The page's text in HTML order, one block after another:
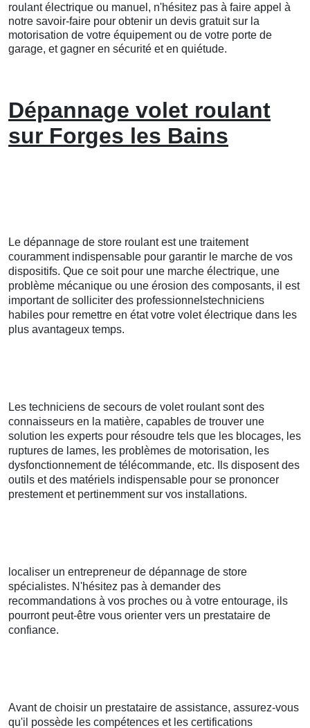
roulant électrique ou manuel, n'hésitez pas à faire appel à
notre savoir-faire pour obtenir un devis gratuit sur la
motorisation de votre équipement ou de votre porte de
garage, et gagner en sécurité et en quiétude.
Dépannage volet roulant
sur Forges les Bains
Le dépannage de store roulant est une traitement
couramment indispensable pour garantir le marche de vos
dispositifs. Que ce soit pour une marche électrique, une
problème mécanique ou une érosion des composants, il est
important de solliciter des professionnelstechniciens
habiles pour remettre en état votre volet électrique dans les
plus avantageux temps.
Les techniciens de secours de volet roulant sont des
connaisseurs en la matière, capables de trouver une
solution les experts pour résoudre tels que les blocages, les
ruptures de lames, les problèmes de motorisation, les
dysfonctionnement de télécommande, etc. Ils disposent des
outils et des matériels indispensable pour se prononcer
prestement et pertinemment sur vos installations.
localiser un entrepreneur de dépannage de store
spécialistes. N'hésitez pas à demander des
recommandations à vos proches ou à votre entourage, ils
pourront peut-être vous orienter vers un prestataire de
confiance.
Avant de choisir un prestataire de assistance, assurez-vous
qu'il possède les compétences et les certifications